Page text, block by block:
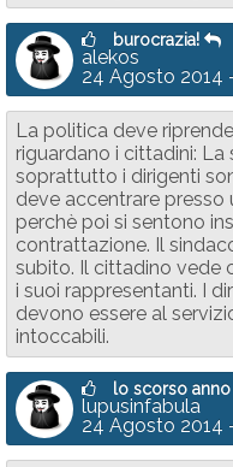
burocrazia!
alekos
24 Agosto 2014
La politica deve
riguardano i cittadini:
soprattutto i dirigenti
deve accentrare
perchè poi si sentono
contrattazione. Il
subito. Il cittadino vede
i suoi rappresentanti. I
devono essere al
intoccabili.
lo scorso anno
lupusinfabula
24 Agosto 2014